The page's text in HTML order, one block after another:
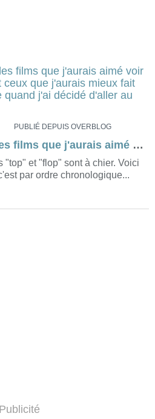
PUBLIÉ DEPUIS OVERBLOG
Tops et flops* 2016 des films que j'aurais aimé voir en 2015, que j'ai vus et ceux que j'aurais mieux fait de me péter une jambe quand j'ai décidé d'aller au cinéma.
"top" et "flop" sont à chier. Voici
par ordre chronologique...
Publicité